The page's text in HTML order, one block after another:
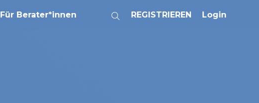
Für Berater*innen REGISTRIEREN Login